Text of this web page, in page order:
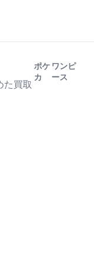
た買取
ポケ
カ
ワンピ
ース